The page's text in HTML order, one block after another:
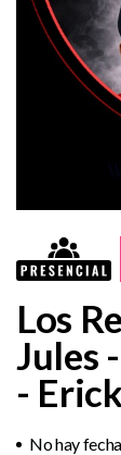
Los
Jules
-
No hay